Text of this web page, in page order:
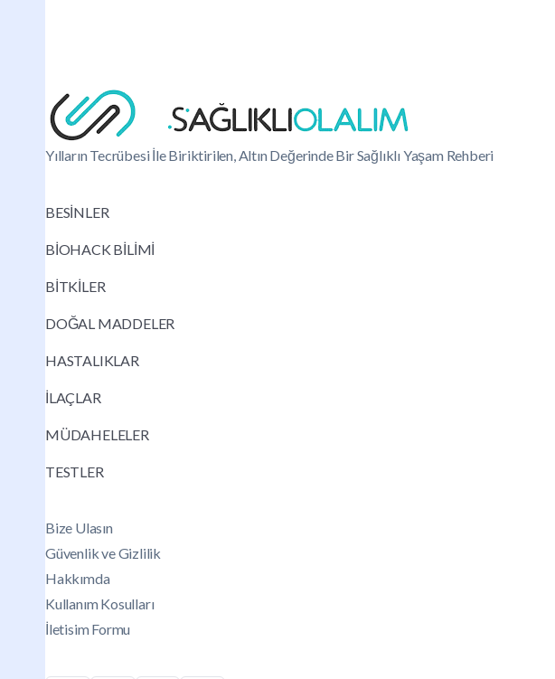
Yılların Tecrübesi İle Biriktirilen, Altın Değerinde Bir Sağlıklı Yaşam Rehberi
BESİNLER
BİOHACK BİLİMİ
BİTKİLER
DOĞAL MADDELER
HASTALIKLAR
İLAÇLAR
MÜDAHELELER
TESTLER
Bize Ulasın
Güvenlik ve Gizlilik
Hakkımda
Kullanım Kosulları
İletisim Formu